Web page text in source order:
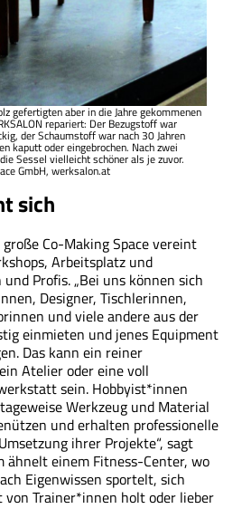
gefertigten aber in die Jahre gekommenen
repariert: Der Bezugstoff war
der Schaumstoff war nach 30 Jahren
kaputt oder eingebrochen. Nach zwei
Sessel vielleicht schöner als je zuvor.
GmbH, werksalon.at
sich
Co-Making Space vereint
Arbeitsplatz und
Profis. „Bei uns können sich
Designer, Tischlerinnen,
und viele andere aus der
einmieten und jenes Equipment
Das kann ein reiner
Atelier oder eine voll
sein. Hobbyist*innen
Werkzeug und Material
und erhalten professionelle
ihrer Projekte“, sagt
ähnelt einem Fitness-Center, wo
Eigenwissen sportelt, sich
von Trainer*innen holt oder lieber